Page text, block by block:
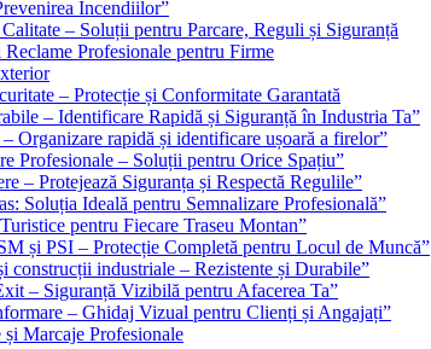
Incendiilor”
Calitate – Soluții pentru Parcare, Reguli și Siguranță
Profesionale pentru Firme
– Protecție și Conformitate Garantată
– Identificare Rapidă și Siguranță în Industria Ta”
Organizare rapidă și identificare ușoară a firelor”
Profesionale – Soluții pentru Orice Spațiu”
– Protejează Siguranța și Respectă Regulile”
Soluția Ideală pentru Semnalizare Profesională”
pentru Fiecare Traseu Montan”
și PSI – Protecție Completă pentru Locul de Muncă”
construcții industriale – Rezistente și Durabile”
– Siguranță Vizibilă pentru Afacerea Ta”
– Ghidaj Vizual pentru Clienți și Angajați”
Marcaje Profesionale